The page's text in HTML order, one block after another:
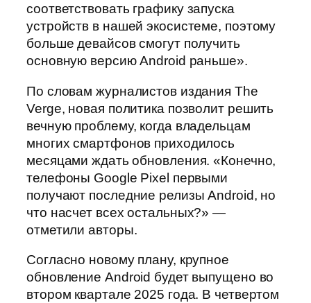
соответствовать графику запуска
устройств в нашей экосистеме, поэтому
больше девайсов смогут получить
основную версию Android раньше».
По словам журналистов издания The
Verge, новая политика позволит решить
вечную проблему, когда владельцам
многих смартфонов приходилось
месяцами ждать обновления. «Конечно,
телефоны Google Pixel первыми
получают последние релизы Android, но
что насчет всех остальных?» —
отметили авторы.
Согласно новому плану, крупное
обновление Android будет выпущено во
втором квартале 2025 года. В четвертом